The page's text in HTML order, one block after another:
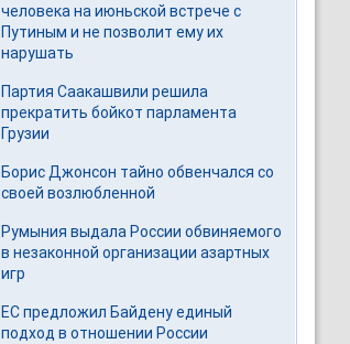
человека на июньской встрече с
Путиным и не позволит ему их
нарушать
Партия Саакашвили решила
прекратить бойкот парламента
Грузии
Борис Джонсон тайно обвенчался со
своей возлюбленной
Румыния выдала России обвиняемого
в незаконной организации азартных
игр
ЕС предложил Байдену единый
подход в отношении России